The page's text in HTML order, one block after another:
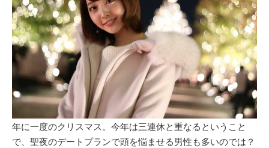
年に一度のクリスマス。今年は三連休と重なるということ
で、聖夜のデートプランで頭を悩ませる男性も多いのでは？